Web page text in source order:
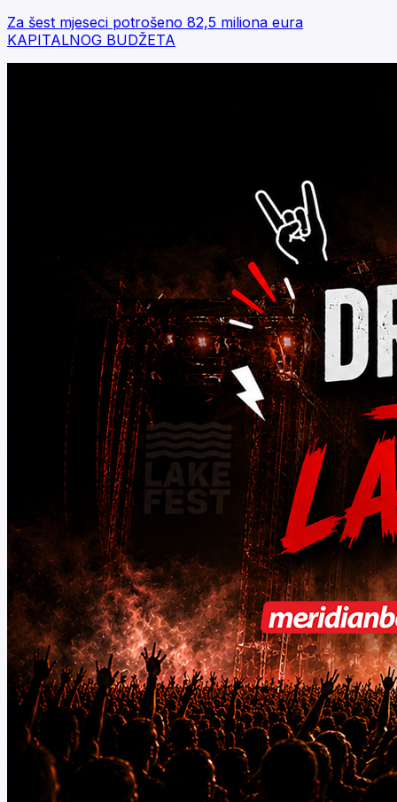
Za šest mjeseci potrošeno 82,5 miliona eura
KAPITALNOG BUDŽETA